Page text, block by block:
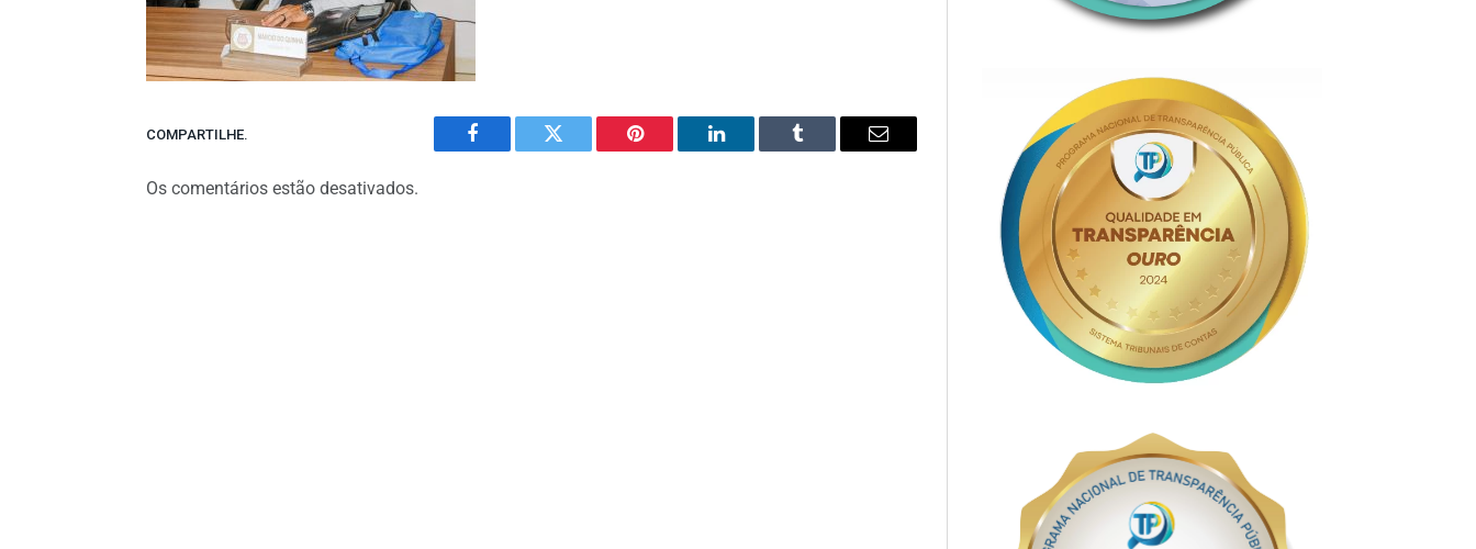
COMPARTILHE.
Facebook Twitter Pinterest
O
Tumblr
E-
Os comentários estão desativados.